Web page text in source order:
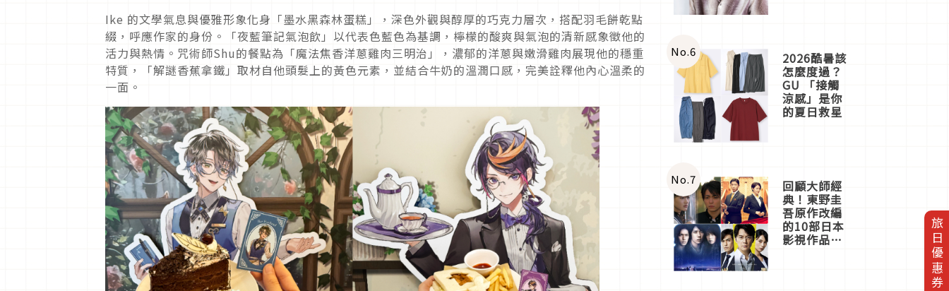
旅日優惠券
Ike 的文學氣息與優雅形象化身「墨水黑森林蛋糕」，深色外觀與醇厚的巧克力層次，搭配羽毛餅乾點
綴，呼應作家的身份。「夜藍筆記氣泡飲」以代表色藍色為基調，檸檬的酸爽與氣泡的清新感象徵他的
活力與熱情。咒術師Shu的餐點為「魔法焦香洋蔥雞肉三明治」，濃郁的洋蔥與嫩滑雞肉展現他的穩重
特質，「解謎香蕉拿鐵」取材自他頭髮上的黃色元素，並結合牛奶的溫潤口感，完美詮釋他內心溫柔的
一面。
No.6 2026酷暑該
怎麼度過？
GU 「接觸
涼感」是你
的夏日救星
No.7 回顧大師經
典！東野圭
吾原作改編
的10部日本
影視作品推